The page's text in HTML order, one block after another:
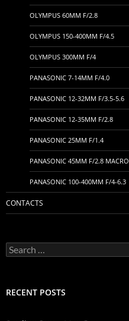
OLYMPUS 60MM F/2.8
OLYMPUS 150-400MM F/4.5
OLYMPUS 300MM F/4
PANASONIC 7-14MM F/4.0
PANASONIC 12-32MM F/3.5-5.6
PANASONIC 12-35MM F/2.8
PANASONIC 25MM F/1.4
PANASONIC 45MM F/2.8 MACRO
PANASONIC 100-400MM F/4-6.3
CONTACTS
Search
for:
RECENT POSTS